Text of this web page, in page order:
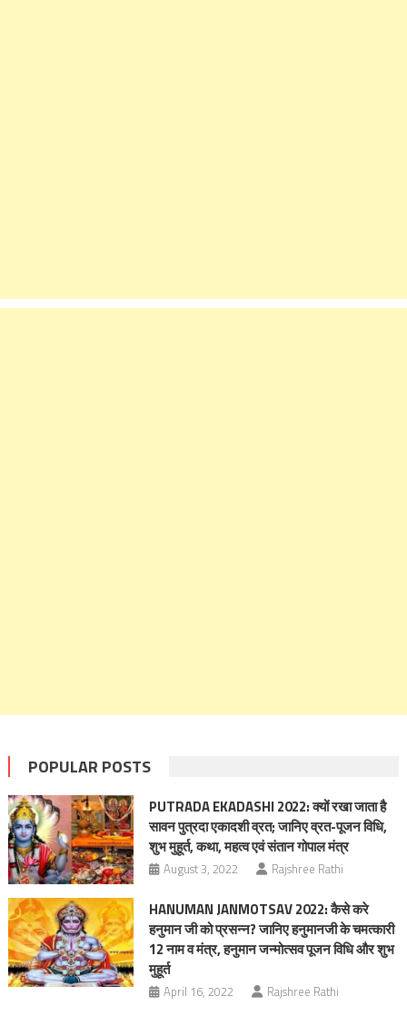
POPULAR POSTS
PUTRADA EKADASHI 2022: क्यों रखा जाता है
सावन पुत्रदा एकादशी व्रत; जानिए व्रत-पूजन विधि,
शुभ मुहूर्त, कथा, महत्व एवं संतान गोपाल मंत्र
August 3, 2022 Rajshree Rathi
HANUMAN JANMOTSAV 2022: कैसे करे
हनुमान जी को प्रसन्न? जानिए हनुमानजी के चमत्कारी
12 नाम व मंत्र, हनुमान जन्मोत्सव पूजन विधि और शुभ
मुहूर्त
April 16, 2022 Rajshree Rathi